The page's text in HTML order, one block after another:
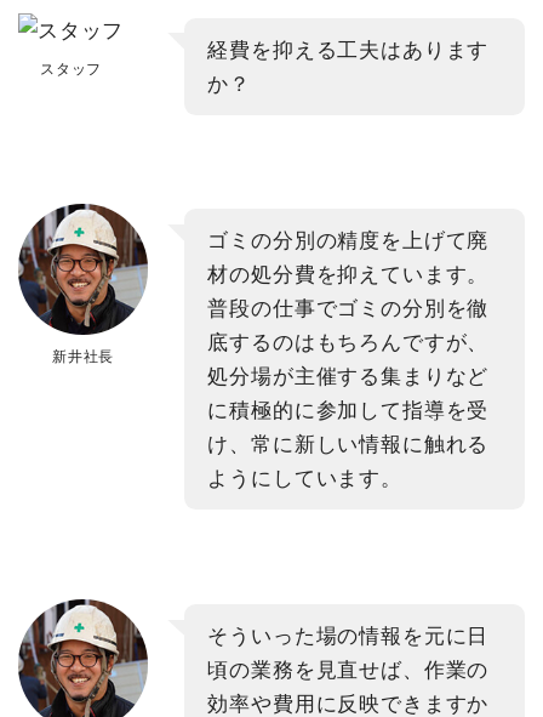
スタッフ
経費を抑える工夫はあります
か？
新井社長
ゴミの分別の精度を上げて廃
材の処分費を抑えています。
普段の仕事でゴミの分別を徹
底するのはもちろんですが、
処分場が主催する集まりなど
に積極的に参加して指導を受
け、常に新しい情報に触れる
ようにしています。
そういった場の情報を元に日
頃の業務を見直せば、作業の
効率や費用に反映できますか